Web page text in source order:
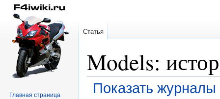
Models:
Показать
Статья
Главная страница